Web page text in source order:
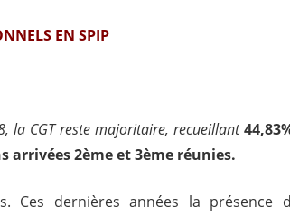
EN SPIP
la CGT reste majoritaire, recueillant
arrivées 2ème et 3ème réunies.
Ces dernières années la présence